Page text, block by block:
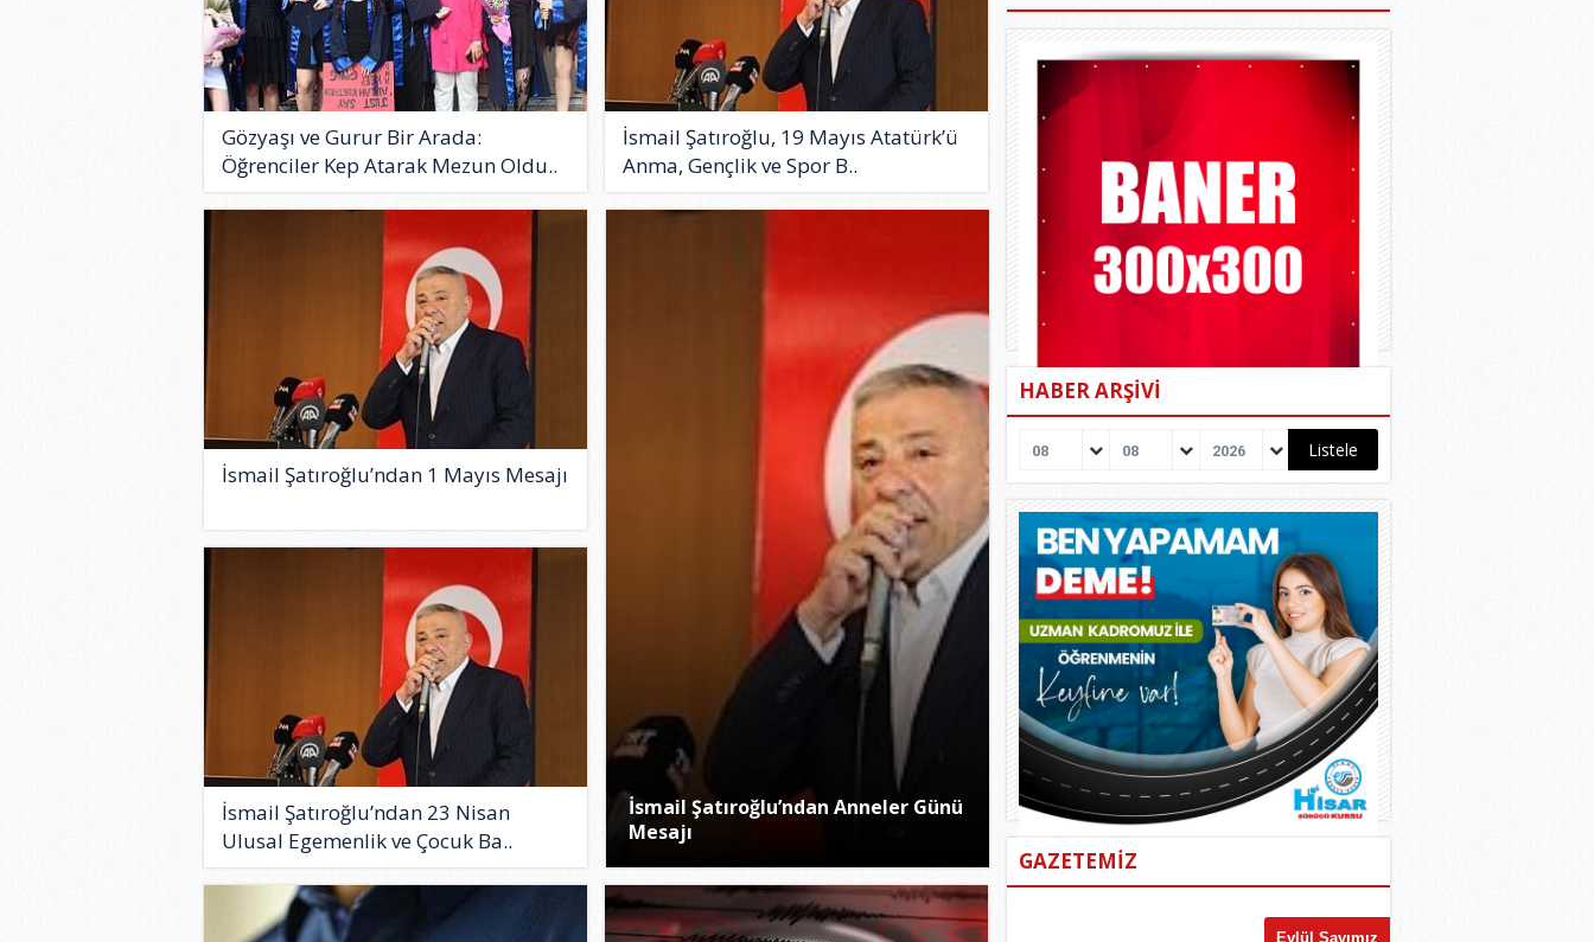
Gözyaşı ve Gurur Bir Arada:
Öğrenciler Kep Atarak Mezun Oldu..
İsmail Şatıroğlu, 19 Mayıs Atatürk’ü
Anma, Gençlik ve Spor B..
İsmail Şatıroğlu’ndan Anneler Günü
Mesajı
İsmail Şatıroğlu’ndan 1 Mayıs Mesajı
İsmail Şatıroğlu’ndan 23 Nisan
Ulusal Egemenlik ve Çocuk Ba..
HABER ARŞİVİ
08 08 2026
GAZETEMİZ